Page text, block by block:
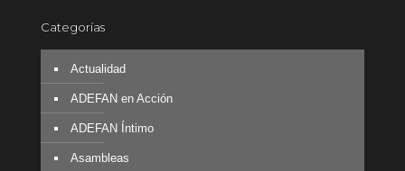
Categorías
Actualidad
ADEFAN en Acción
ADEFAN Íntimo
Asambleas